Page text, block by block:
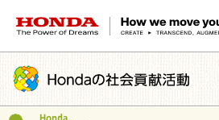
HONDA The Power of Dreams